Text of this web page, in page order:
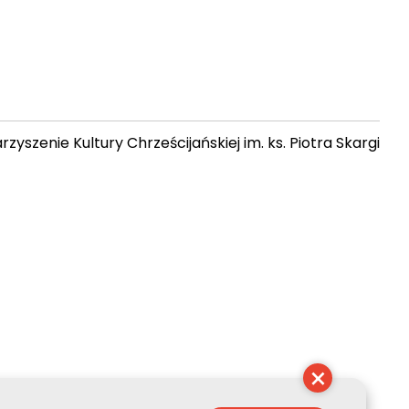
Kultury Chrześcijańskiej im. ks. Piotra Skargi
×